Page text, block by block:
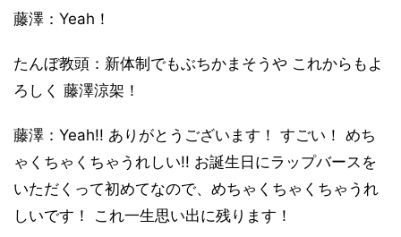
藤澤：Yeah！
たんぼ教頭：新体制でもぶちかまそうや これからもよ
ろしく 藤澤涼架！
藤澤：Yeah!! ありがとうございます！ すごい！ めち
ゃくちゃくちゃうれしい!! お誕生日にラップバースを
いただくって初めてなので、めちゃくちゃくちゃうれ
しいです！ これ一生思い出に残ります！